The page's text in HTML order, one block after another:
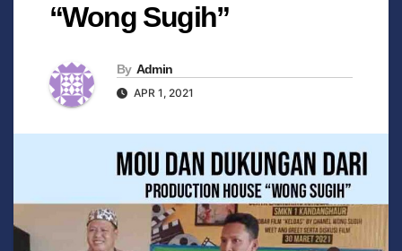
“Wong Sugih”
By Admin
APR 1, 2021